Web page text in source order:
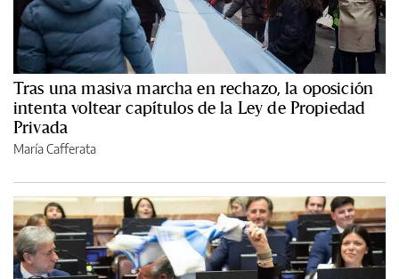
Tras una masiva marcha en rechazo, la oposición
intenta voltear capítulos de la Ley de Propiedad
Privada
María Cafferata